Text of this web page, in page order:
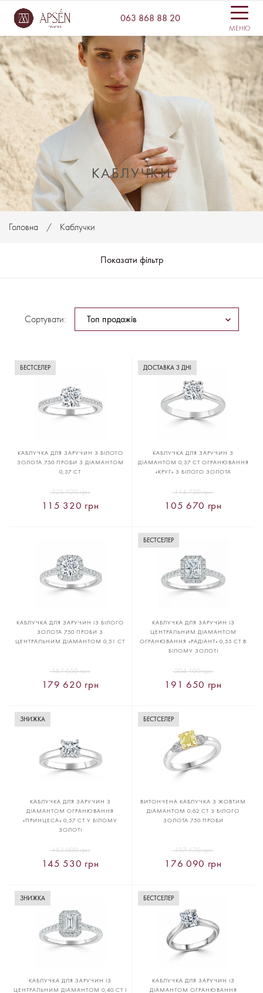
063 868 88 20
МЕНЮ
КАБЛУЧКИ
Головна Каблучки
Показати фільтр
Сортувати:
БЕСТСЕЛЕР
КАБЛУЧКА ДЛЯ ЗАРУЧИН З БІЛОГО
ЗОЛОТА 750 ПРОБИ З ДІАМАНТОМ
0,37 CT
115 320 грн
126 920 грн
ДОСТАВКА 3 ДНІ
КАБЛУЧКА ДЛЯ ЗАРУЧИН З
ДІАМАНТОМ 0,37 CT ОГРАНЮВАННЯ
«КРУГ» З БІЛОГО ЗОЛОТА
105 670 грн
114 720 грн
КАБЛУЧКА ДЛЯ ЗАРУЧИН ІЗ БІЛОГО
ЗОЛОТА 750 ПРОБИ З
ЦЕНТРАЛЬНИМ ДІАМАНТОМ 0,51 CT
179 620 грн
187 650 грн
БЕСТСЕЛЕР
КАБЛУЧКА ДЛЯ ЗАРУЧИН ІЗ
ЦЕНТРАЛЬНИМ ДІАМАНТОМ
ОГРАНЮВАННЯ «РАДІАНТ» 0,55 CT В
БІЛОМУ ЗОЛОТІ
191 650 грн
204 100 грн
ЗНИЖКА
КАБЛУЧКА ДЛЯ ЗАРУЧИН З
ДІАМАНТОМ ОГРАНЮВАННЯ
«ПРИНЦЕСА» 0,57 CT У БІЛОМУ
ЗОЛОТІ
145 530 грн
163 000 грн
БЕСТСЕЛЕР
ВИТОНЧЕНА КАБЛУЧКА З ЖОВТИМ
ДІАМАНТОМ 0,62 CT З БІЛОГО
ЗОЛОТА 750 ПРОБИ
176 090 грн
197 170 грн
ЗНИЖКА
КАБЛУЧКА ДЛЯ ЗАРУЧИН ІЗ
ЦЕНТРАЛЬНИМ ДІАМАНТОМ 0,40 CT І
БЕСТСЕЛЕР
КАБЛУЧКА ДЛЯ ЗАРУЧИН ІЗ
ДІАМАНТОМ ОГРАНЮВАННЯ